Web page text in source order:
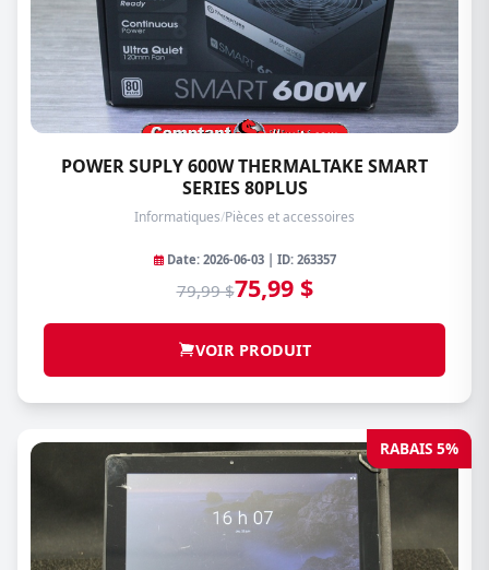
POWER SUPLY 600W THERMALTAKE SMART
SERIES 80PLUS
Informatiques/Pièces et accessoires
Date: 2026-06-03 | ID: 263357
79,99 $75,99 $
VOIR PRODUIT
RABAIS 5%